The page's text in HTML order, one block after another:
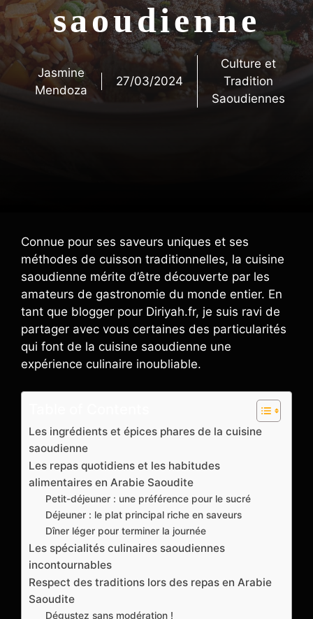
saoudienne
Jasmine
Mendoza
27/03/2024
Culture et
Tradition
Saoudiennes
Connue pour ses saveurs uniques et ses
méthodes de cuisson traditionnelles, la cuisine
saoudienne mérite d’être découverte par les
amateurs de gastronomie du monde entier. En
tant que blogger pour Diriyah.fr, je suis ravi de
partager avec vous certaines des particularités
qui font de la cuisine saoudienne une
expérience culinaire inoubliable.
Les ingrédients et épices phares de la cuisine
saoudienne
Les repas quotidiens et les habitudes
alimentaires en Arabie Saoudite
Petit-déjeuner : une préférence pour le sucré
Déjeuner : le plat principal riche en saveurs
Dîner léger pour terminer la journée
Les spécialités culinaires saoudiennes
incontournables
Respect des traditions lors des repas en Arabie
Saoudite
Dégustez sans modération !